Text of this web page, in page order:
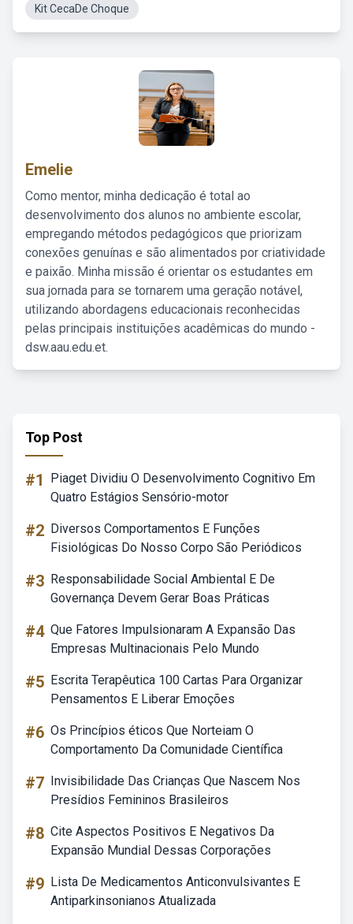
Kit CecaDe Choque
Emelie
Como mentor, minha dedicação é total ao
desenvolvimento dos alunos no ambiente escolar,
empregando métodos pedagógicos que priorizam
conexões genuínas e são alimentados por criatividade
e paixão. Minha missão é orientar os estudantes em
sua jornada para se tornarem uma geração notável,
utilizando abordagens educacionais reconhecidas
pelas principais instituições acadêmicas do mundo -
dsw.aau.edu.et.
Top Post
#1
Piaget Dividiu O Desenvolvimento Cognitivo Em
Quatro Estágios Sensório-motor
#2 Diversos Comportamentos E Funções
Fisiológicas Do Nosso Corpo São Periódicos
#3 Responsabilidade Social Ambiental E De
Governança Devem Gerar Boas Práticas
#4 Que Fatores Impulsionaram A Expansão Das
Empresas Multinacionais Pelo Mundo
#5 Escrita Terapêutica 100 Cartas Para Organizar
Pensamentos E Liberar Emoções
#6 Os Princípios éticos Que Norteiam O
Comportamento Da Comunidade Científica
#7 Invisibilidade Das Crianças Que Nascem Nos
Presídios Femininos Brasileiros
#8 Cite Aspectos Positivos E Negativos Da
Expansão Mundial Dessas Corporações
#9 Lista De Medicamentos Anticonvulsivantes E
Antiparkinsonianos Atualizada